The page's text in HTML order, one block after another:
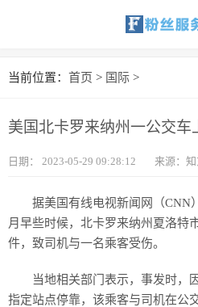
首页
体育
旅游
当前位置： 首页 > 国际 >
美国北卡罗来纳州一公交车
日期： 2023-05-29 09:28:12 来源：
据美国有线电视新闻网（CNN
月早些时候，北卡罗来纳州夏洛特
件，致司机与一名乘客受伤。
当地相关部门表示，事发时，
指定站点停靠，该乘客与司机在公